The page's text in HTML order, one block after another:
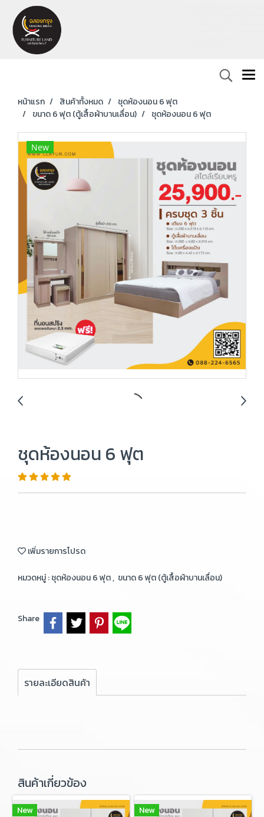
หน้าแรก สินค้าทั้งหมด
ชุดห้องนอน 6 ฟุต
ขนาด 6 ฟุต (ตู้เสื้อผ้าบานเลื่อน)
ชุดห้องนอน 6 ฟุต
New
ชุดห้องนอน 6 ฟุต
เพิ่มรายการโปรด
หมวดหมู่ :ชุดห้องนอน 6 ฟุต, ขนาด 6 ฟุต (ตู้เสื้อผ้าบานเลื่อน)
Share
รายละเอียดสินค้า
สินค้าเกี่ยวข้อง
New New